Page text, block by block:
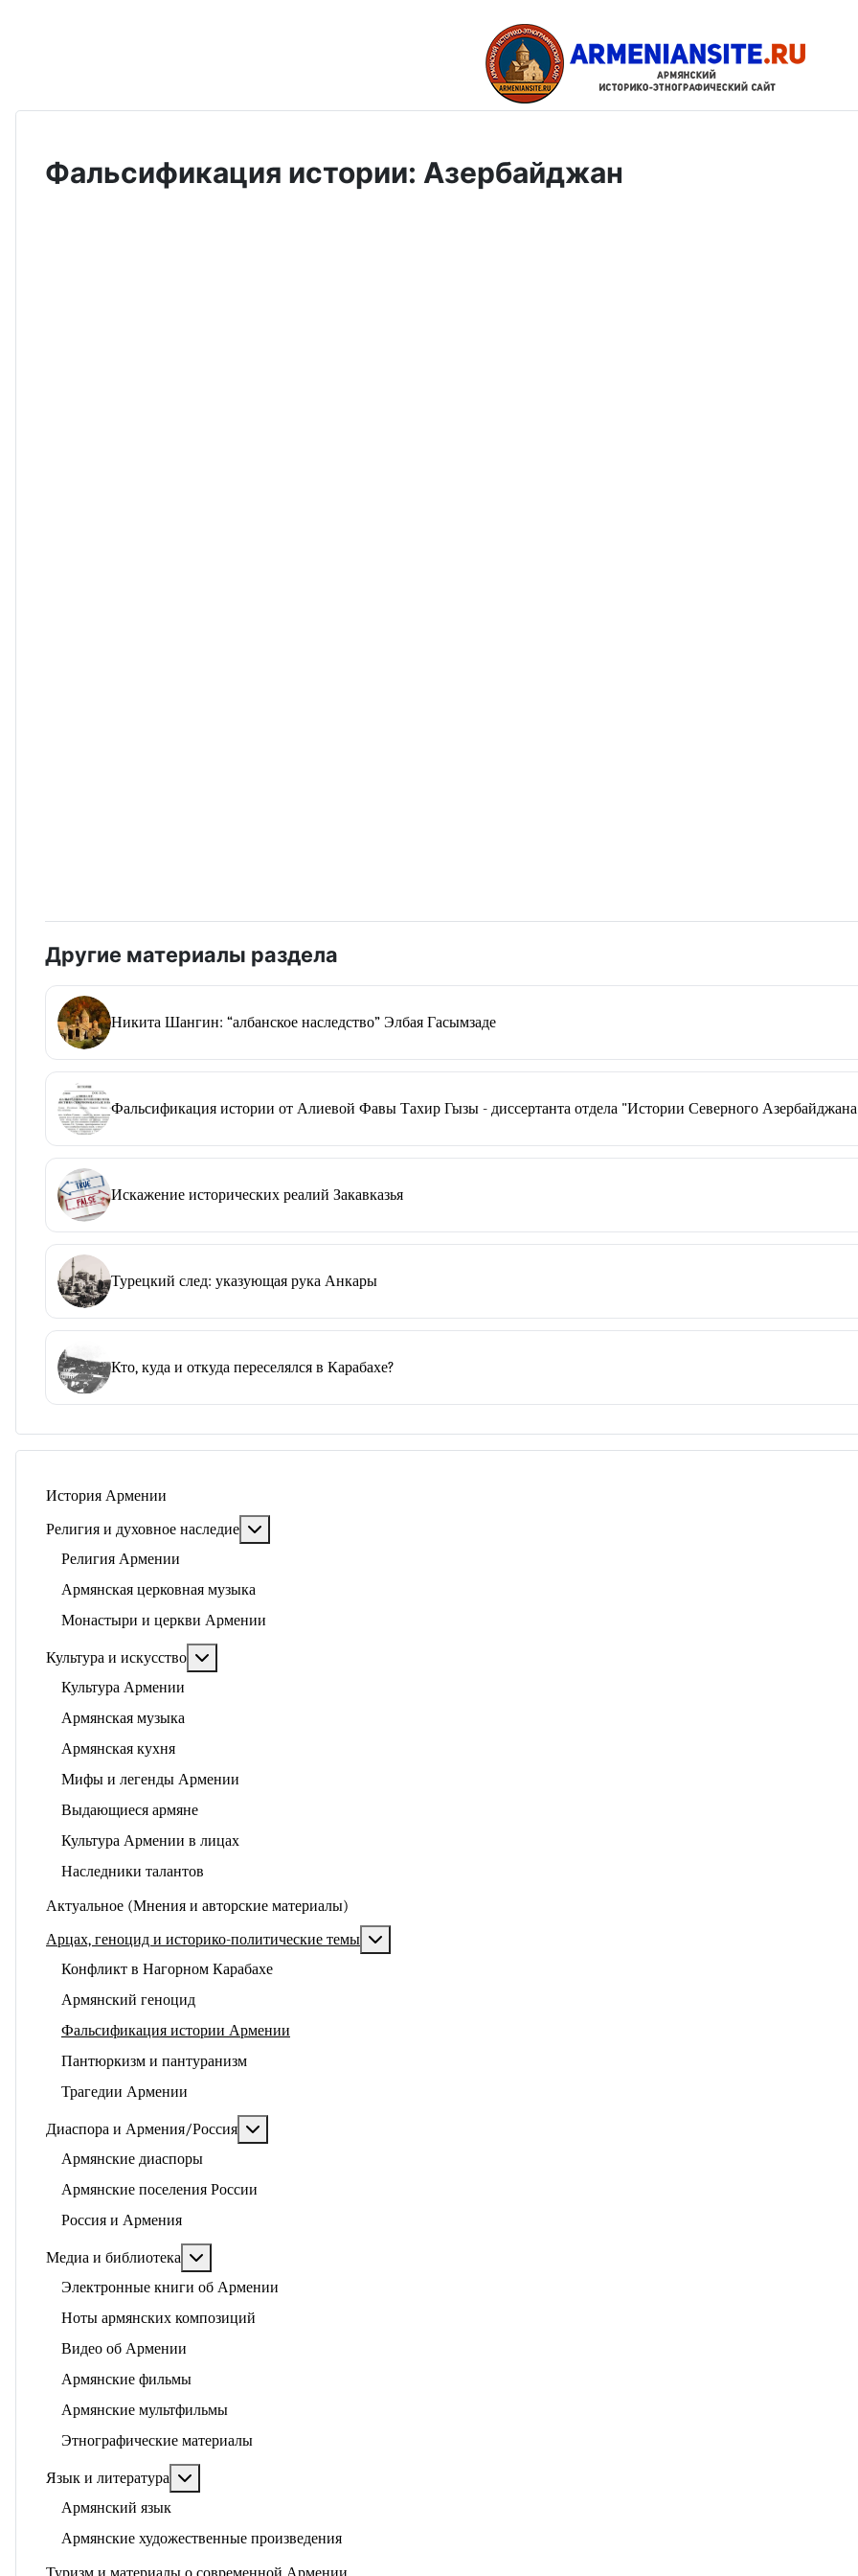
История Армении
Религия и духовное наследие
Религия Армении
Армянская церковная музыка
Монастыри и церкви Армении
Культура и искусство
Культура Армении
Армянская музыка
Армянская кухня
Мифы и легенды Армении
Выдающиеся армяне
Культура Армении в лицах
Наследники талантов
Актуальное (Мнения и авторские материалы)
Арцах, геноцид и историко-политические темы
Конфликт в Нагорном Карабахе
Армянский геноцид
Фальсификация истории Армении
Пантюркизм и пантуранизм
Трагедии Армении
Диаспора и Армения/Россия
Армянские диаспоры
Армянские поселения России
Россия и Армения
Медиа и библиотека
Электронные книги об Армении
Ноты армянских композиций
Видео об Армении
Армянские фильмы
Армянские мультфильмы
Этнографические материалы
Язык и литература
Армянский язык
Армянские художественные произведения
Фальсификация истории: Азербайджан
Другие материалы раздела
Никита Шангин: “албанское наследство” Элбая Гасымзаде
Фальсификация истории от Алиевой Фавы Тахир Гызы - диссертанта отдела "Истории Северного
Искажение исторических реалий Закавказья
Турецкий след: указующая рука Анкары
Кто, куда и откуда переселялся в Карабахе?